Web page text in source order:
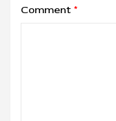
Comment *